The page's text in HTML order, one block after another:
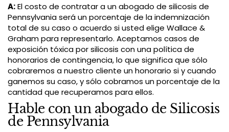
A:El costo de contratar a un abogado de silicosis de
Pennsylvania será un porcentaje de la indemnización
total de su caso o acuerdo si usted elige Wallace &
Graham para representarlo. Aceptamos casos de
exposición tóxica por silicosis con una política de
honorarios de contingencia, lo que significa que sólo
cobraremos a nuestro cliente un honorario si y cuando
ganemos su caso, y sólo cobramos un porcentaje de la
cantidad que recuperamos para ellos.
Hable con un abogado de Silicosis
de Pennsylvania